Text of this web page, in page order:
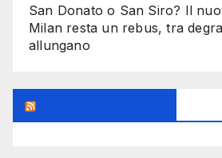
San Donato o San Siro? Il
Milan resta un rebus, tra
allungano